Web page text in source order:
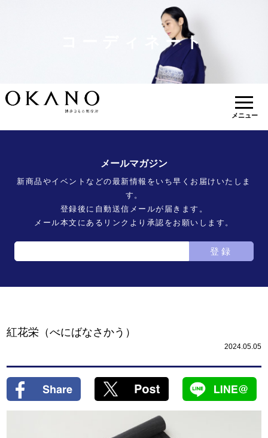
コーディネート
メニュー
メールマガジン
新商品やイベントなどの最新情報をいち早くお届けいたしま
す。
登録後に自動送信メールが届きます。
メール本文にあるリンクより承認をお願いします。
登録
紅花栄（べにばなさかう）
2024.05.05